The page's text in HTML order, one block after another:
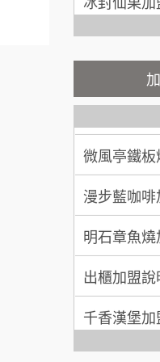
加盟預算
呂 先生/
顏 先生/
加盟預算
廖 先生/
Ramble
說明會
微風亭鐵
鮮茶道加盟
【曉妍美妝
自助洗衣店
(台中市)
MUSHEN
日十。早午
拾鑶火鍋
全家加盟
潮味決-湯
鬍子茶加
鮮茶道加
微風亭鐵
漫步藍咖
明石章魚
出櫃加盟說
千香漢堡
七盞茶加